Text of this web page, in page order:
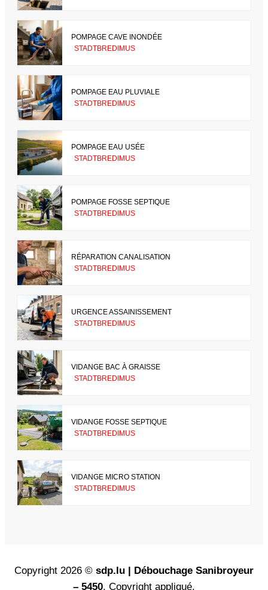
POMPAGE CAVE INONDÉE
STADTBREDIMUS
POMPAGE EAU PLUVIALE
STADTBREDIMUS
POMPAGE EAU USÉE
STADTBREDIMUS
POMPAGE FOSSE SEPTIQUE
STADTBREDIMUS
RÉPARATION CANALISATION
STADTBREDIMUS
URGENCE ASSAINISSEMENT
STADTBREDIMUS
VIDANGE BAC À GRAISSE
STADTBREDIMUS
VIDANGE FOSSE SEPTIQUE
STADTBREDIMUS
VIDANGE MICRO STATION
STADTBREDIMUS
Copyright 2026 © sdp.lu | Débouchage Sanibroyeur
– 5450. Copyright appliqué.